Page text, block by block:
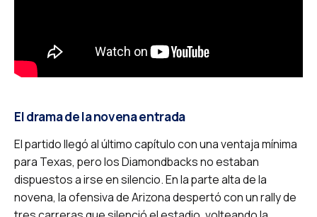
El drama de la novena entrada
El partido llegó al último capítulo con una ventaja mínima
para Texas, pero los Diamondbacks no estaban
dispuestos a irse en silencio. En la parte alta de la
novena, la ofensiva de Arizona despertó con un rally de